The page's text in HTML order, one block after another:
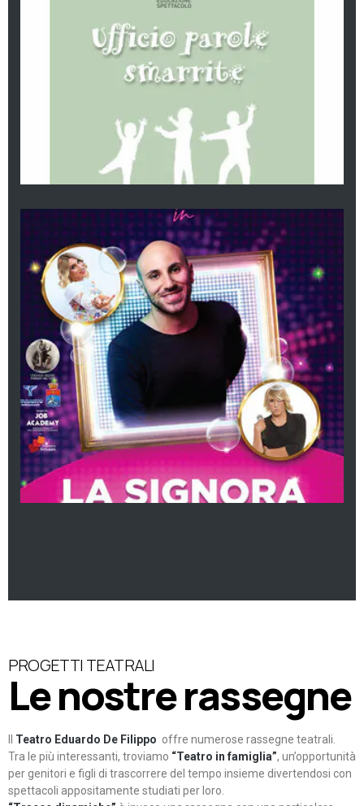
PROGETTI TEATRALI
Le nostre rassegne
Teatro Eduardo De Filippo offre numerose rassegne teatrali.
Tra le più interessanti, troviamo “Teatro in famiglia”, un’opportunità
per genitori e figli di trascorrere del tempo insieme divertendosi con
spettacoli appositamente studiati per loro.